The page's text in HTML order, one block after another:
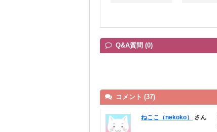
Q&A質問 (0)
コメント (37)
ねここ（nekoko） さん